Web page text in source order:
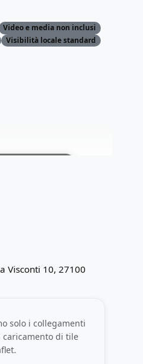
Video e media non inclusi
Visibilità locale standard
Visconti 10, 27100
solo i collegamenti
caricamento di tile